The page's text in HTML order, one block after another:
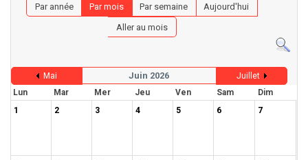
Par année Par mois Par semaine
Aujourd'hui
Aller au mois
Mai Juin 2026
Juillet
Lun
Mar Mer Jeu Ven Sam
Dim
1
2 3 4 5 6 7